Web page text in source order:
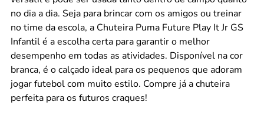
no dia a dia. Seja para brincar com os amigos ou treinar
no time da escola, a Chuteira Puma Future Play It Jr GS
Infantil é a escolha certa para garantir o melhor
desempenho em todas as atividades. Disponível na cor
branca, é o calçado ideal para os pequenos que adoram
jogar futebol com muito estilo. Compre já a chuteira
perfeita para os futuros craques!